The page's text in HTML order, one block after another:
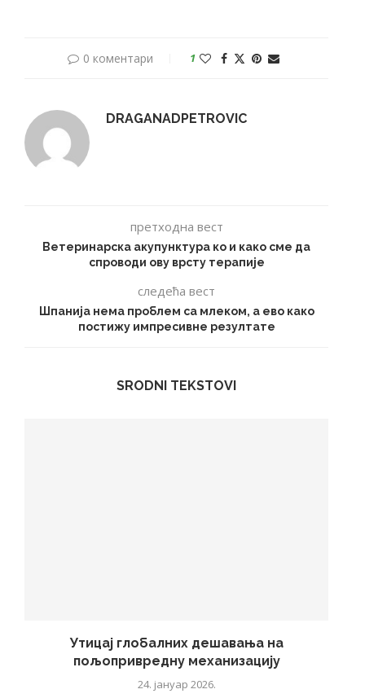
0 коментари 1
DRAGANADPETROVIC
претходна вест
Ветеринарска акупунктура ко и како сме да
спроводи ову врсту терапије
следећа вест
Шпанија нема проблем са млеком, а ево како
постижу импресивне резултате
SRODNI TEKSTOVI
Утицај глобалних дешавања на
пољопривредну механизацију
24. јануар 2026.